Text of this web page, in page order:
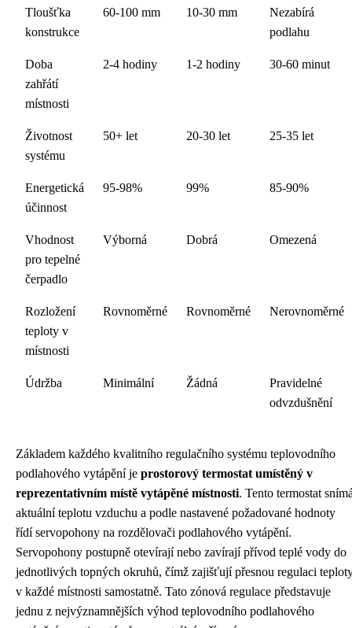
Tloušťka
konstrukce
60-100 mm 10-30 mm
Nezabírá
podlahu
Doba
zahřátí
místnosti
2-4 hodiny 1-2 hodiny 30-60 minut
Životnost
systému
50+ let 20-30 let 25-35 let
Energetická
účinnost
95-98% 99% 85-90%
Vhodnost
pro tepelné
čerpadlo
Výborná Dobrá Omezená
Rozložení
teploty v
místnosti
Rovnoměrné Rovnoměrné Nerovnoměrné
Údržba Minimální Žádná
Pravidelné
odvzdušnění
Základem každého kvalitního regulačního systému teplovodního
podlahového vytápění je prostorový termostat umístěný v
reprezentativním místě vytápěné místnosti. Tento termostat
aktuální teplotu vzduchu a podle nastavené požadované hodnoty
řídí servopohony na rozdělovači podlahového vytápění.
Servopohony postupně otevírají nebo zavírají přívod teplé vody do
jednotlivých topných okruhů, čímž zajišťují přesnou regulaci
v každé místnosti samostatně. Tato zónová regulace představuje
jednu z nejvýznamnějších výhod teplovodního podlahového